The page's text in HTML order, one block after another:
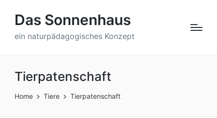
Das Sonnenhaus
ein naturpädagogisches Konzept
Tierpatenschaft
Home Tiere Tierpatenschaft